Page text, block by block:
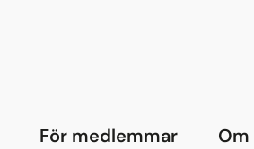
För medlemmar Om